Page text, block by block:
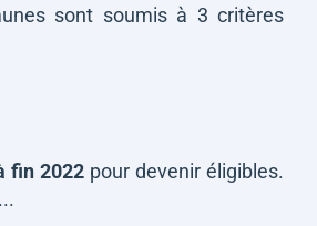
sont soumis à 3 critères
fin 2022 pour devenir éligibles.